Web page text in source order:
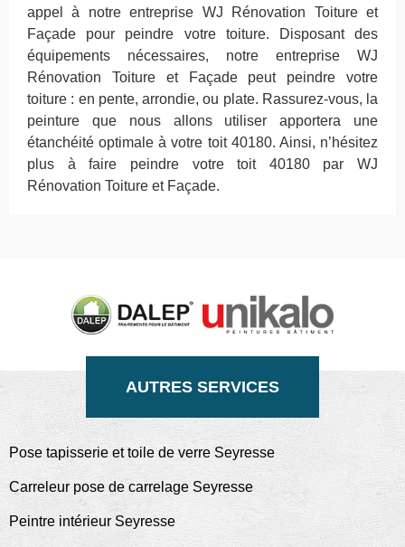
appel à notre entreprise WJ Rénovation Toiture et
Façade pour peindre votre toiture. Disposant des
équipements nécessaires, notre entreprise WJ
Rénovation Toiture et Façade peut peindre votre
toiture : en pente, arrondie, ou plate. Rassurez-vous, la
peinture que nous allons utiliser apportera une
étanchéité optimale à votre toit 40180. Ainsi, n’hésitez
plus à faire peindre votre toit 40180 par WJ
Rénovation Toiture et Façade.
AUTRES SERVICES
Pose tapisserie et toile de verre Seyresse
Carreleur pose de carrelage Seyresse
Peintre intérieur Seyresse